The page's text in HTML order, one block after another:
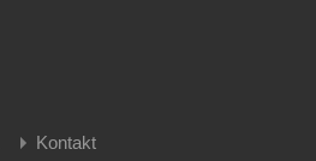
Kontakt